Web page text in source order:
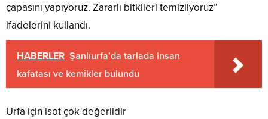
çapasını yapıyoruz. Zararlı bitkileri temizliyoruz”
ifadelerini kullandı.
HABERLER Şanlıurfa’da tarlada insan
kafatası ve kemikler bulundu
Urfa için isot çok değerlidir